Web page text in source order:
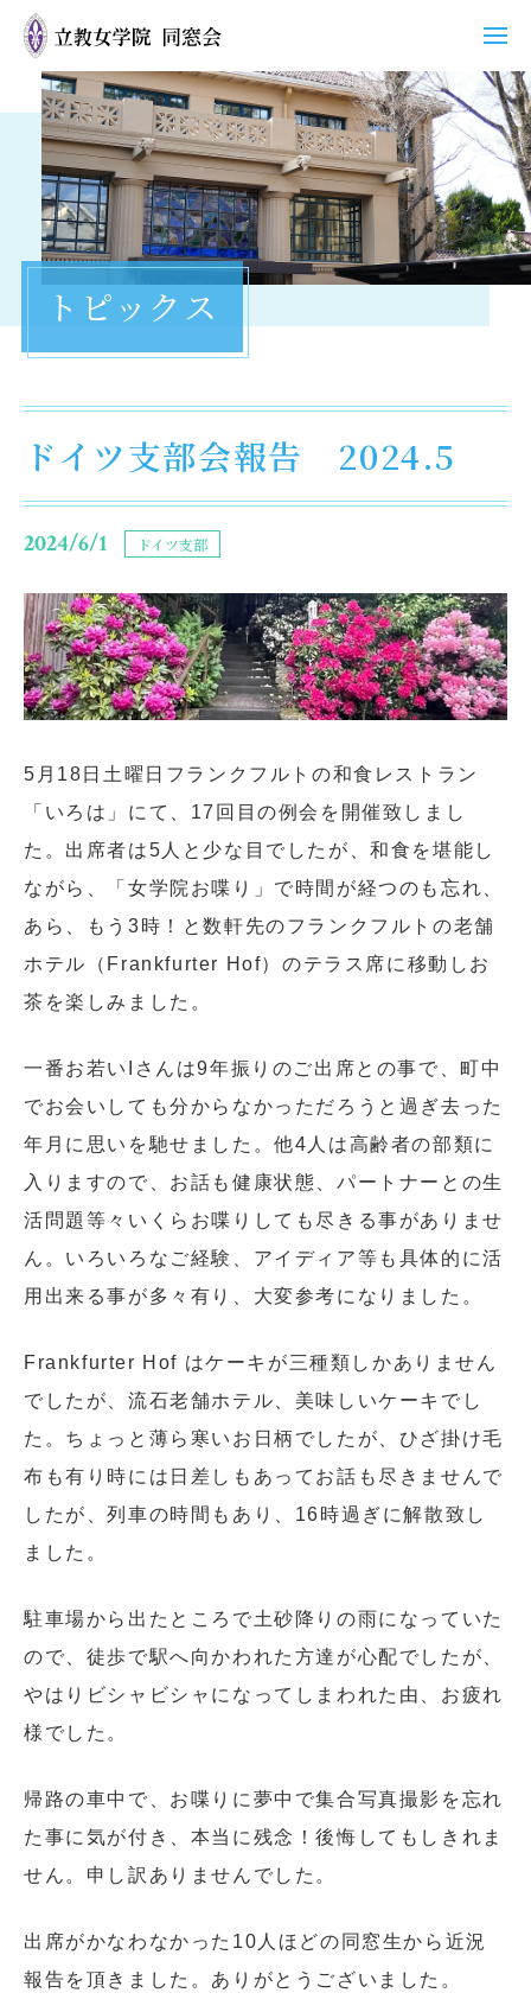
ホーム
同窓会について
活動
支部
同窓会グッズ
お問い合わせ
閉じる
トピックス
ドイツ支部会報告 2024.5
2024/6/1 ドイツ支部
5月18日土曜日フランクフルトの和食レストラン
「いろは」にて、17回目の例会を開催致しまし
た。出席者は5人と少な目でしたが、和食を堪能し
ながら、「女学院お喋り」で時間が経つのも忘れ、
あら、もう3時！と数軒先のフランクフルトの老舗
ホテル（Frankfurter Hof）のテラス席に移動しお
茶を楽しみました。
一番お若いIさんは9年振りのご出席との事で、町中
でお会いしても分からなかっただろうと過ぎ去った
年月に思いを馳せました。他4人は高齢者の部類に
入りますので、お話も健康状態、パートナーとの生
活問題等々いくらお喋りしても尽きる事がありませ
ん。いろいろなご経験、アイディア等も具体的に活
用出来る事が多々有り、大変参考になりました。
Frankfurter Hof はケーキが三種類しかありません
でしたが、流石老舗ホテル、美味しいケーキでし
た。ちょっと薄ら寒いお日柄でしたが、ひざ掛け毛
布も有り時には日差しもあってお話も尽きませんで
したが、列車の時間もあり、16時過ぎに解散致し
ました。
駐車場から出たところで土砂降りの雨になっていた
ので、徒歩で駅へ向かわれた方達が心配でしたが、
やはりビシャビシャになってしまわれた由、お疲れ
様でした。
帰路の車中で、お喋りに夢中で集合写真撮影を忘れ
た事に気が付き、本当に残念！後悔してもしきれま
せん。申し訳ありませんでした。
出席がかなわなかった10人ほどの同窓生から近況
報告を頂きました。ありがとうございました。